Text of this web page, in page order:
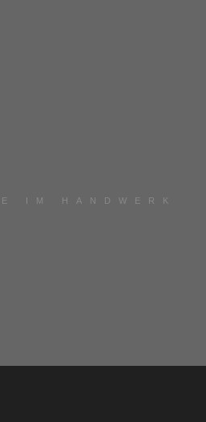
IM HANDWERK